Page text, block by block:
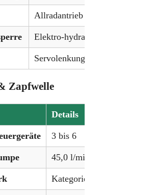
Allradantrieb (4WD)
Elektro-hydraulisch an der
Servolenkung
Zapfwelle
Details
3 bis 6
45,0 l/min (11,9 gpm)
Kategorie II